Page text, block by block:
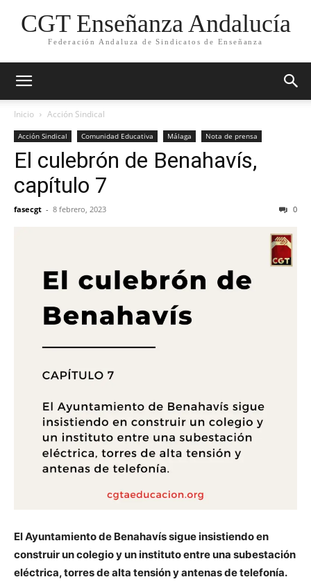
CGT Enseñanza Andalucía
Federación Andaluza de Sindicatos de Enseñanza
Inicio Acción Sindical
Acción Sindical Comunidad Educativa Málaga Nota de prensa
El culebrón de Benahavís,
capítulo 7
fasecgt - 8 febrero, 2023 0
El Ayuntamiento de Benahavís sigue insistiendo en
construir un colegio y un instituto entre una subestación
eléctrica, torres de alta tensión y antenas de telefonía.